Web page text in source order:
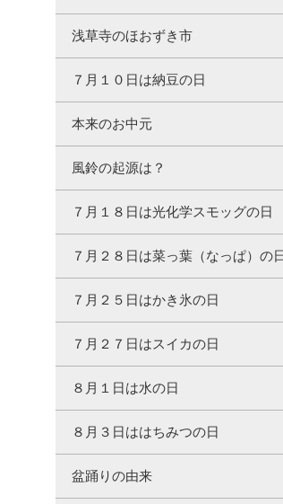
浅草寺のほおずき市
７月１０日は納豆の日
本来のお中元
風鈴の起源は？
７月１８日は光化学スモッグの日
７月２８日は菜っ葉（なっぱ）の
７月２５日はかき氷の日
７月２７日はスイカの日
８月１日は水の日
８月３日ははちみつの日
盆踊りの由来